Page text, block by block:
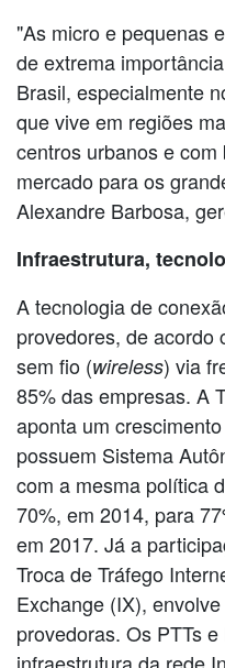
"As micro e pequenas
de extrema
Brasil, especialmente
que vive em regiões
centros urbanos e
mercado para os
Alexandre Barbosa,
Infraestrutura,
A tecnologia de
provedores, de acordo
sem fio (wireless) via
85% das empresas. A
aponta um
possuem Sistema
com a mesma política
70%, em 2014, para
em 2017. Já a
Troca de Tráfego
Exchange (IX),
provedoras. Os PTTs